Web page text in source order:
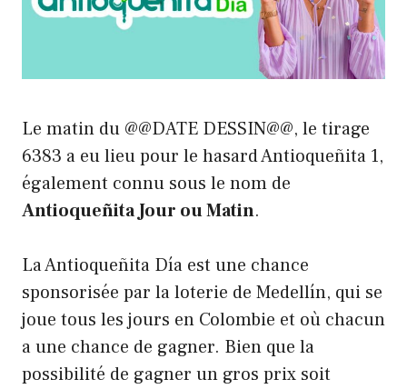
Le matin du @@DATE DESSIN@@, le tirage
6383 a eu lieu pour le hasard Antioqueñita 1,
également connu sous le nom de
Antioqueñita Jour ou Matin.
La Antioqueñita Día est une chance
sponsorisée par la loterie de Medellín, qui se
joue tous les jours en Colombie et où chacun
a une chance de gagner. Bien que la
possibilité de gagner un gros prix soit